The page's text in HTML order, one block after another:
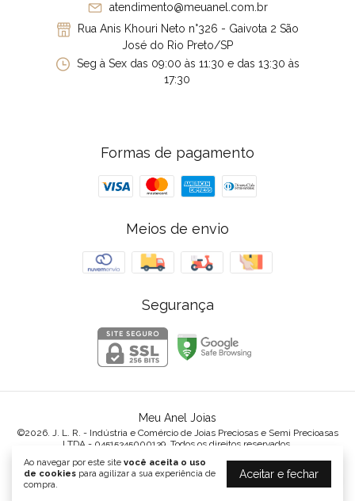
Ao navegar por este site você aceita o uso
de cookies para agilizar a sua experiência de
compra.
Aceitar e fechar
atendimento@meuanel.com.br
Rua Anis Khouri Neto n°326 - Gaivota 2 São
José do Rio Preto/SP
Seg à Sex das 09:00 às 11:30 e das 13:30 às
17:30
Formas de pagamento
Meios de envio
Segurança
Meu Anel Joias
©2026. J. L. R. - Indústria e Comércio de Joias Preciosas e Semi Precioasas
LTDA - 04515345000139. Todos os direitos reservados.